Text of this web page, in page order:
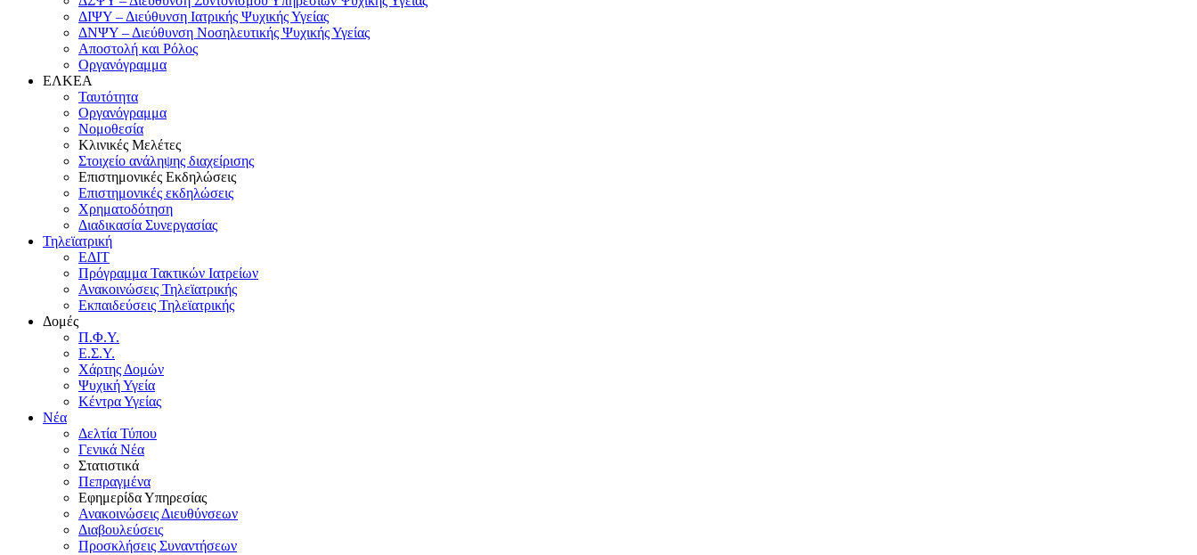
ΔΙΨΥ – Διεύθυνση Ιατρικής Ψυχικής Υγείας
ΔΝΨΥ – Διεύθυνση Νοσηλευτικής Ψυχικής Υγείας
Αποστολή και Ρόλος
Οργανόγραμμα
ΕΛΚΕΑ
Ταυτότητα
Οργανόγραμμα
Νομοθεσία
Κλινικές Μελέτες
Στοιχείο ανάληψης διαχείρισης
Επιστημονικές Εκδηλώσεις
Επιστημονικές εκδηλώσεις
Χρηματοδότηση
Διαδικασία Συνεργασίας
Τηλεϊατρική
ΕΔΙΤ
Πρόγραμμα Τακτικών Ιατρείων
Ανακοινώσεις Τηλεϊατρικής
Εκπαιδεύσεις Τηλεϊατρικής
Δομές
Π.Φ.Υ.
Ε.Σ.Υ.
Χάρτης Δομών
Ψυχική Υγεία
Κέντρα Υγείας
Νέα
Δελτία Τύπου
Γενικά Νέα
Στατιστικά
Πεπραγμένα
Εφημερίδα Υπηρεσίας
Ανακοινώσεις Διευθύνσεων
Διαβουλεύσεις
Προσκλήσεις Συναντήσεων